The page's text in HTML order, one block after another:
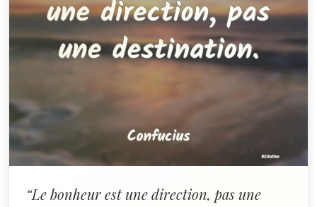
“Le bonheur est une direction, pas une